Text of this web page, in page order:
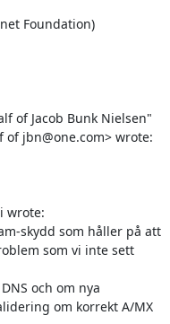
Foundation)
of Jacob Bunk Nielsen"
of jbn@one.com> wrote:
som vi inte sett
om korrekt A/MX